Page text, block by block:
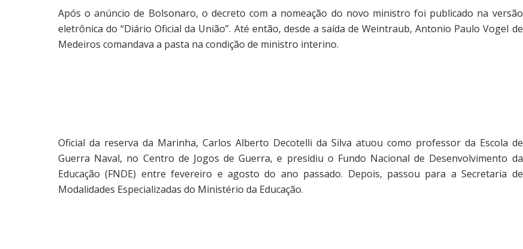
Após o anúncio de Bolsonaro, o decreto com a nomeação do novo ministro foi publicado na versão
eletrônica do “Diário Oficial da União”. Até então, desde a saída de Weintraub, Antonio Paulo Vogel de
Medeiros comandava a pasta na condição de ministro interino.
Oficial da reserva da Marinha, Carlos Alberto Decotelli da Silva atuou como professor da Escola de
Guerra Naval, no Centro de Jogos de Guerra, e presidiu o Fundo Nacional de Desenvolvimento da
Educação (FNDE) entre fevereiro e agosto do ano passado. Depois, passou para a Secretaria de
Modalidades Especializadas do Ministério da Educação.